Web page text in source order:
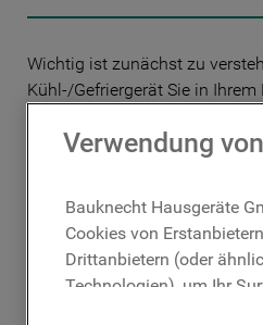
Wichtig ist zunächst zu
Kühl-/Gefriergerät Sie in
Zu den statischen Geräten
StopFrost und LessFrost
Verwendung
Bauknecht Hausgeräte
Cookies von
Drittanbietern (oder
Technologien), um Ihr